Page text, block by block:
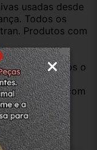
usadas desde
Todos os
Produtos com
e atenderemos o
produtos em
em contato com